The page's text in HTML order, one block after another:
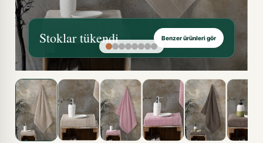
Stoklar tükendi Benzer ürünleri gör